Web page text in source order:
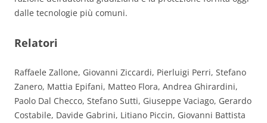
dalle tecnologie più comuni.
Relatori
Raffaele Zallone, Giovanni Ziccardi, Pierluigi Perri, Stefano
Zanero, Mattia Epifani, Matteo Flora, Andrea Ghirardini,
Paolo Dal Checco, Stefano Sutti, Giuseppe Vaciago, Gerardo
Costabile, Davide Gabrini, Litiano Piccin, Giovanni Battista